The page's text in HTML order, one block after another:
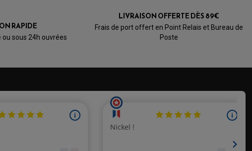
RAPIDE
sous 24h ouvrées
LIVRAISON OFFERTE DÈS 89€
Frais de port offert en Point Relais et Bureau de
Poste